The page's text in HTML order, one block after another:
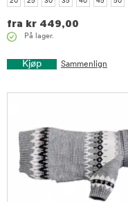
fra kr 449,00
På lager.
Kjøp Sammenlign